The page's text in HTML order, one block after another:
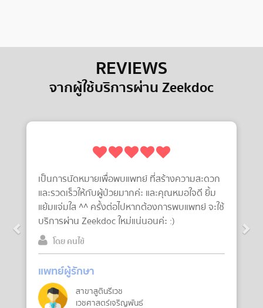
REVIEWS
จากผู้ใช้บริการผ่าน Zeekdoc
วามสะดวก
มอใจดี ยิ้ม
แพทย์ จะใช้
ใจดี. พูดให้กำลังใจคนไข้เหมือนไม่ใช่โรคร้าย. มี
อ่อนโยนกับคนไข้อย่างมาก และให้ความรุ้ ให้วิธี
ปฎิบัติกับคนไข้เมื่ออยู่ที่บ้าน ดีใจค่ะที่เจอคุณห
ท่านนี้มากๆ. ขอบคุณบริษัทZeekDoc. ที่ให้ควา
สะดวก ในการใช้บริการครั้งนี้ ดีเยี่ยมสุดๆค่ะ. ค
แพทย์ผู้รักษา